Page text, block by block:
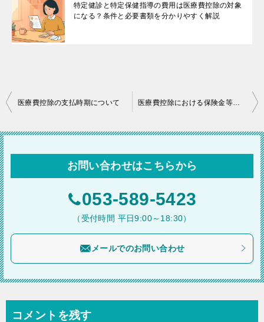
特定健診と特定保健指導の費用は医療費控除の対象
になる？条件と必要書類を分かりやすく解説
投
ナ
ビ
ゲ
ョ
医療費控除の支払時期について 医療費控除における保険金等の取扱い ― 収支対応の仕組みとは
お問い合わせはこちらから
053-589-5423
（受付時間 平日9:00～18:30）
メールでのお問い合わせ
コメントを残す